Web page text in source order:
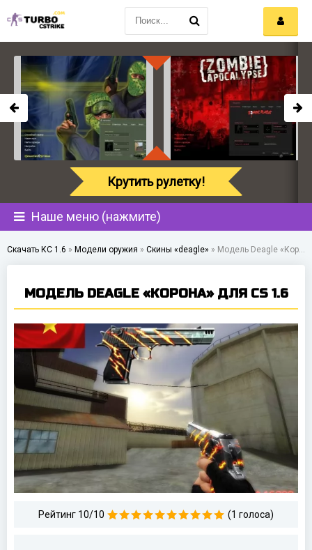
Наше меню (нажмите)
Скачать КС 1.6 » Модели оружия » Скины «deagle» » Модель Deagle «Корона» для CS 1.6
МОДЕЛЬ DEAGLE «КОРОНА» ДЛЯ CS 1.6
Рейтинг 10/10 (1 голоса)
Крутить рулетку!